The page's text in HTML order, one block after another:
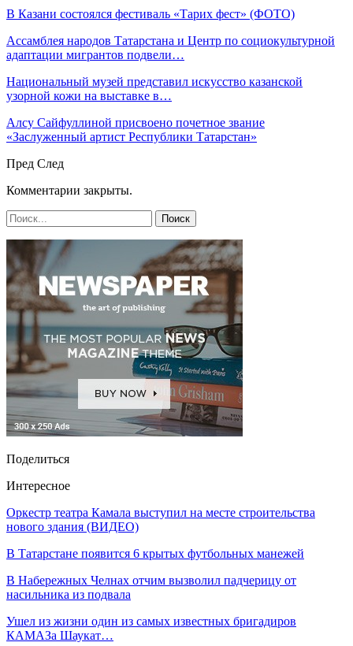
В Казани состоялся фестиваль «Тарих фест» (ФОТО)
Ассамблея народов Татарстана и Центр по социокультурной
адаптации мигрантов подвели…
Национальный музей представил искусство казанской
узорной кожи на выставке в…
Алсу Сайфуллиной присвоено почетное звание
«Заслуженный артист Республики Татарстан»
Пред След
Комментарии закрыты.
Поделиться
Интересное
Оркестр театра Камала выступил на месте строительства
нового здания (ВИДЕО)
В Татарстане появится 6 крытых футбольных манежей
В Набережных Челнах отчим вызволил падчерицу от
насильника из подвала
Ушел из жизни один из самых известных бригадиров
КАМАЗа Шаукат…